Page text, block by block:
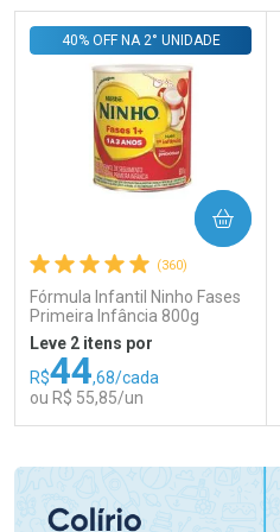
(360)
Fórmula Infantil Ninho Fases
Primeira Infância 800g
40% OFF NA 2° UNIDADE
Leve 2 itens por
R$44,68/cada
ou R$ 55,85/un
COMPRAR